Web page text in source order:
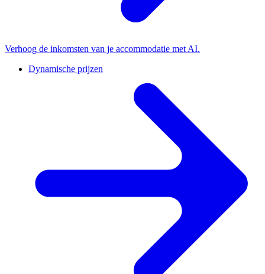
Verhoog de inkomsten van je accommodatie met AI.
Dynamische prijzen